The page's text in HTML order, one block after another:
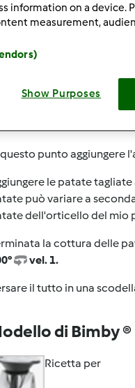
nel la carota, il
punto aggiungere
le patate
può variare a
dell'orticello del mio
la cottura delle
vel. 1.
il tutto in una
di Bimby ®
Ricetta per
information on a device.
measurement,
Show Purposes